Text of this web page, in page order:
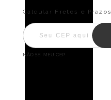
Calcular Fretes e Prazos
NÃO SEI MEU CEP